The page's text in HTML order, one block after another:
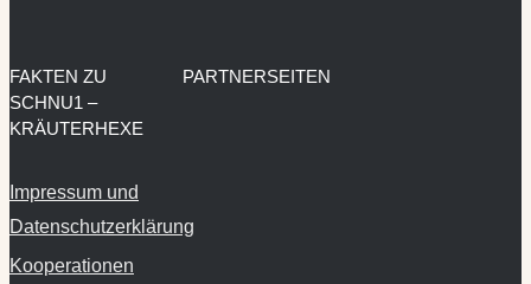
FAKTEN ZU
SCHNU1 –
KRÄUTERHEXE
Impressum und
Datenschutzerklärung
Kooperationen
PARTNERSEITEN